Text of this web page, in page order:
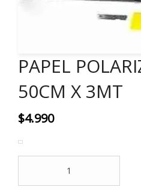
PAPEL
50CM X 3MT
$4.990
POLARIZADO
BOOM